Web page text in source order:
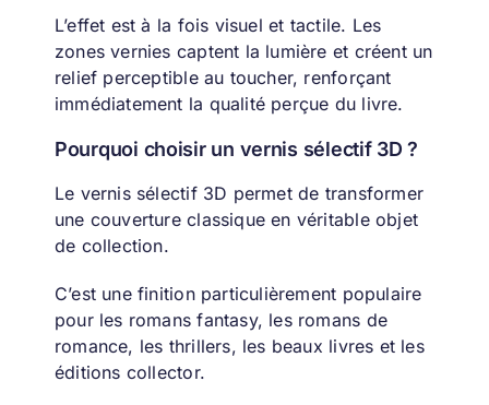
L’effet est à la fois visuel et tactile. Les
zones vernies captent la lumière et créent un
relief perceptible au toucher, renforçant
immédiatement la qualité perçue du livre.
Pourquoi choisir un vernis sélectif 3D ?
Le vernis sélectif 3D permet de transformer
une couverture classique en véritable objet
de collection.
C’est une finition particulièrement populaire
pour les romans fantasy, les romans de
romance, les thrillers, les beaux livres et les
éditions collector.